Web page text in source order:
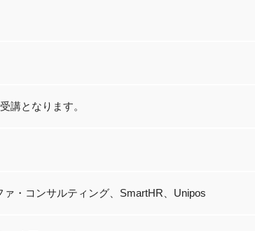
となります。
ァ・コンサルティング、SmartHR、Unipos